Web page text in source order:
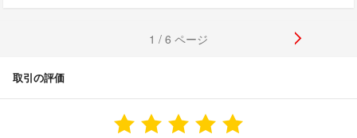
1 / 6 ページ
取引の評価